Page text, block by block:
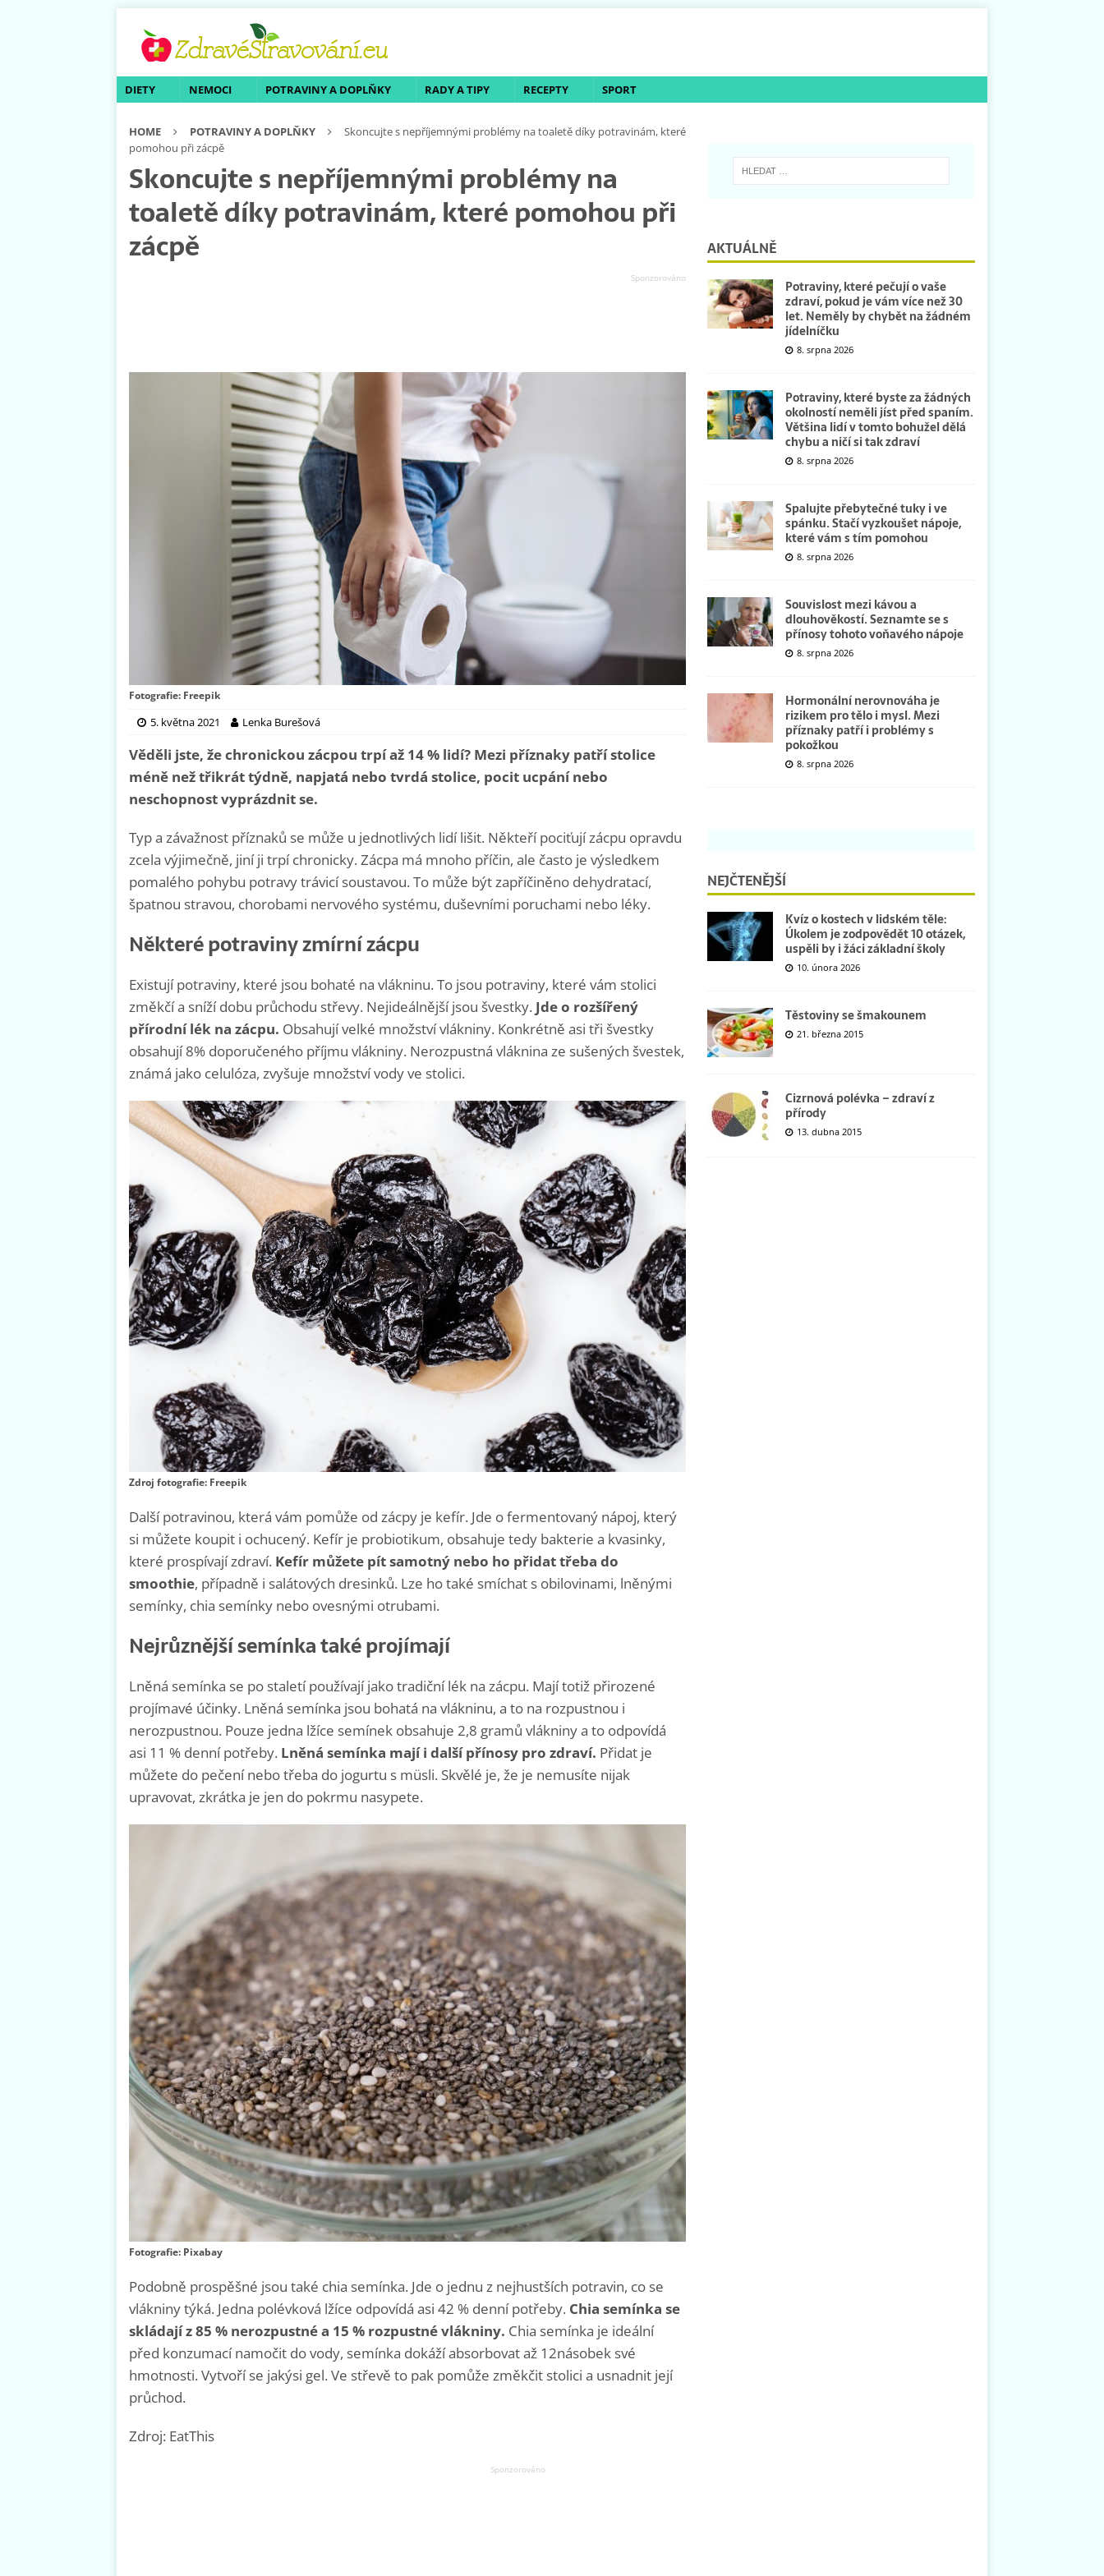
DIETY NEMOCI POTRAVINY A DOPLŇKY RADY A TIPY RECEPTY SPORT
HOME POTRAVINY A DOPLŇKY
Skoncujte s nepříjemnými problémy na toaletě díky potravinám, které
pomohou při zácpě
Skoncujte s nepříjemnými problémy na
toaletě díky potravinám, které pomohou při
zácpě
Fotografie: Freepik
5. května 2021 Lenka Burešová
Věděli jste, že chronickou zácpou trpí až 14 % lidí? Mezi příznaky patří stolice
méně než třikrát týdně, napjatá nebo tvrdá stolice, pocit ucpání nebo
neschopnost vyprázdnit se.
Typ a závažnost příznaků se může u jednotlivých lidí lišit. Někteří pociťují zácpu opravdu
zcela výjimečně, jiní ji trpí chronicky. Zácpa má mnoho příčin, ale často je výsledkem
pomalého pohybu potravy trávicí soustavou. To může být zapříčiněno dehydratací,
špatnou stravou, chorobami nervového systému, duševními poruchami nebo léky.
Některé potraviny zmírní zácpu
Existují potraviny, které jsou bohaté na vlákninu. To jsou potraviny, které vám stolici
změkčí a sníží dobu průchodu střevy. Nejideálnější jsou švestky. Jde o rozšířený
přírodní lék na zácpu. Obsahují velké množství vlákniny. Konkrétně asi tři švestky
obsahují 8% doporučeného příjmu vlákniny. Nerozpustná vláknina ze sušených švestek,
známá jako celulóza, zvyšuje množství vody ve stolici.
Zdroj fotografie: Freepik
Další potravinou, která vám pomůže od zácpy je kefír. Jde o fermentovaný nápoj, který
si můžete koupit i ochucený. Kefír je probiotikum, obsahuje tedy bakterie a kvasinky,
které prospívají zdraví. Kefír můžete pít samotný nebo ho přidat třeba do
smoothie, případně i salátových dresinků. Lze ho také smíchat s obilovinami, lněnými
semínky, chia semínky nebo ovesnými otrubami.
Nejrůznější semínka také projímají
Lněná semínka se po staletí používají jako tradiční lék na zácpu. Mají totiž přirozené
projímavé účinky. Lněná semínka jsou bohatá na vlákninu, a to na rozpustnou i
nerozpustnou. Pouze jedna lžíce semínek obsahuje 2,8 gramů vlákniny a to odpovídá
asi 11 % denní potřeby. Lněná semínka mají i další přínosy pro zdraví. Přidat je
můžete do pečení nebo třeba do jogurtu s müsli. Skvělé je, že je nemusíte nijak
upravovat, zkrátka je jen do pokrmu nasypete.
Fotografie: Pixabay
Podobně prospěšné jsou také chia semínka. Jde o jednu z nejhustších potravin, co se
vlákniny týká. Jedna polévková lžíce odpovídá asi 42 % denní potřeby. Chia semínka se
skládají z 85 % nerozpustné a 15 % rozpustné vlákniny. Chia semínka je ideální
před konzumací namočit do vody, semínka dokáží absorbovat až 12násobek své
hmotnosti. Vytvoří se jakýsi gel. Ve střevě to pak pomůže změkčit stolici a usnadnit její
průchod.
Zdroj: EatThis
AKTUÁLNĚ
Potraviny, které pečují o vaše
zdraví, pokud je vám více než 30
let. Neměly by chybět na žádném
jídelníčku
8. srpna 2026
Potraviny, které byste za žádných
okolností neměli jíst před spaním.
Většina lidí v tomto bohužel dělá
chybu a ničí si tak zdraví
8. srpna 2026
Spalujte přebytečné tuky i ve
spánku. Stačí vyzkoušet nápoje,
které vám s tím pomohou
8. srpna 2026
Souvislost mezi kávou a
dlouhověkostí. Seznamte se s
přínosy tohoto voňavého nápoje
8. srpna 2026
Hormonální nerovnováha je
rizikem pro tělo i mysl. Mezi
příznaky patří i problémy s
pokožkou
8. srpna 2026
NEJČTENĚJŠÍ
Kvíz o kostech v lidském těle:
Úkolem je zodpovědět 10 otázek,
uspěli by i žáci základní školy
10. února 2026
Těstoviny se šmakounem
21. března 2015
Cizrnová polévka – zdraví z
přírody
13. dubna 2015